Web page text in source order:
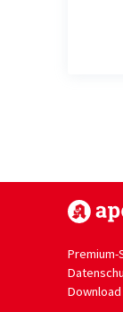
Premium-
Download